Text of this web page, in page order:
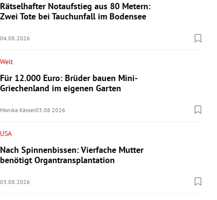
Rätselhafter Notaufstieg aus 80 Metern:
Zwei Tote bei Tauchunfall im Bodensee
04.08.2026
Welt
Für 12.000 Euro: Brüder bauen Mini-
Griechenland im eigenen Garten
Monika Kässer03.08.2026
USA
Nach Spinnenbissen: Vierfache Mutter
benötigt Organtransplantation
03.08.2026